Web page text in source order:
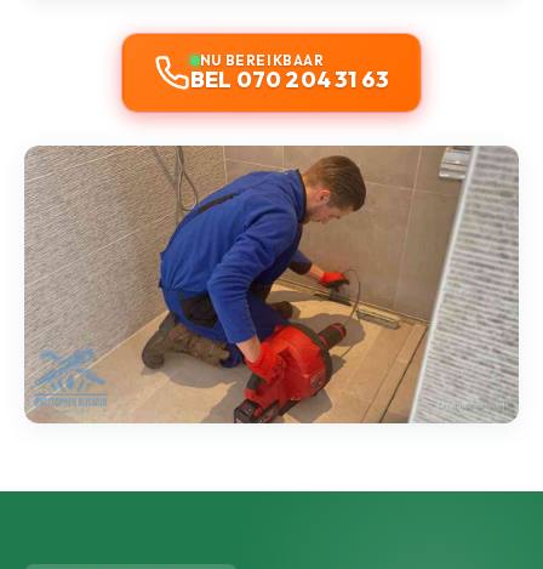
NU BEREIKBAAR
BEL 070 204 31 63